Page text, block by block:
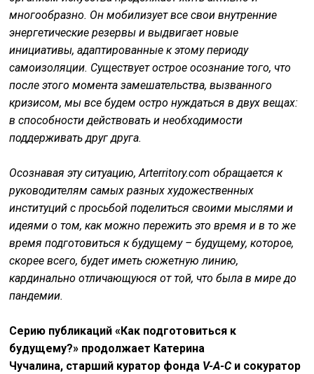
многообразно. Он мобилизует все свои внутренние
энергетические резервы и выдвигает новые
инициативы, адаптированные к этому периоду
самоизоляции. Существует острое осознание того, что
после этого момента замешательства, вызванного
кризисом, мы все будем остро нуждаться в двух вещах:
в способности действовать и необходимости
поддерживать друг друга.
Осознавая эту ситуацию, Arterritory.com обращается к
руководителям самых разных художественных
институций с просьбой поделиться своими мыслями и
идеями о том, как можно пережить это время и в то же
время подготовиться к будущему – будущему, которое,
скорее всего, будет иметь сюжетную линию,
кардинально отличающуюся от той, что была в мире до
пандемии.
Серию публикаций «Как подготовиться к
будущему?» продолжает Катерина
Чучалина, старший куратор фонда V-A-Cи сокуратор